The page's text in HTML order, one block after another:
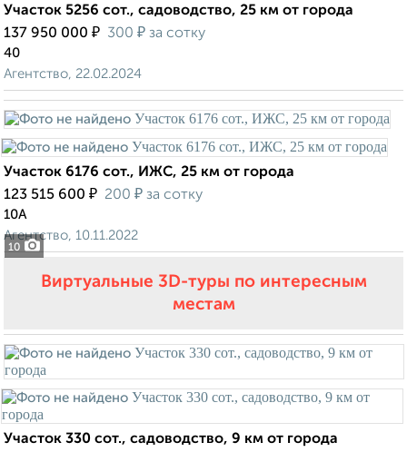
Участок 5256 сот., садоводство, 25 км от города
137 950 000 ₽ 300 ₽ за сотку
40
Агентство, 22.02.2024
10
Участок 6176 сот., ИЖС, 25 км от города
123 515 600 ₽ 200 ₽ за сотку
10А
Агентство, 10.11.2022
Виртуальные 3D-туры по интересным
местам
Участок 330 сот., садоводство, 9 км от города